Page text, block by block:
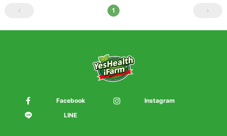
菌、沙門氏菌 為重點安
1
Facebook
Instagram
LINE